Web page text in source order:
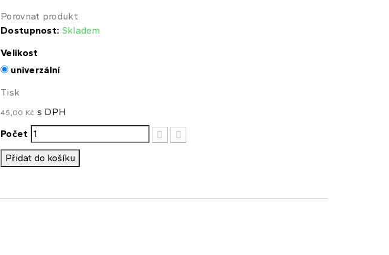
Porovnat produkt
Dostupnost: Skladem
Velikost
univerzální
Tisk
45,00 Kč s DPH
Počet
Přidat do košíku